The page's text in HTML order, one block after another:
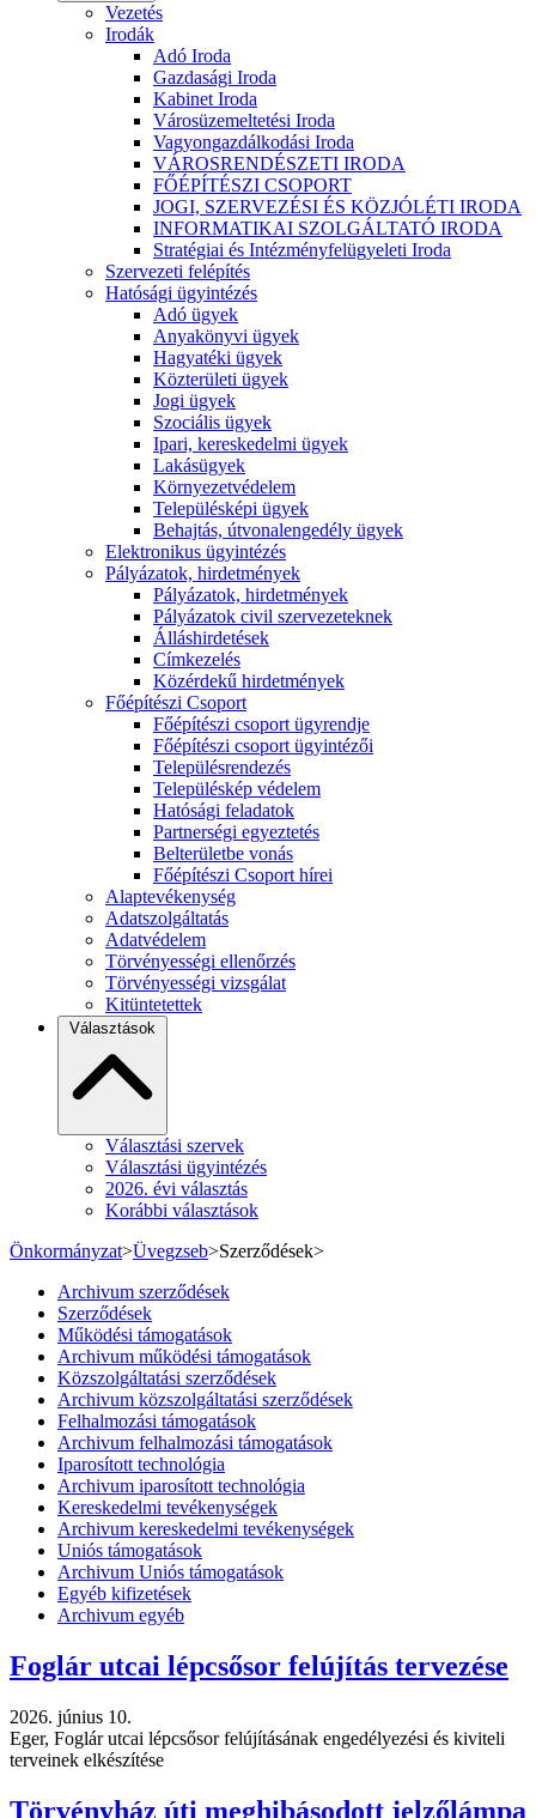
Vezetés
Irodák
Adó Iroda
Gazdasági Iroda
Kabinet Iroda
Városüzemeltetési Iroda
Vagyongazdálkodási Iroda
VÁROSRENDÉSZETI IRODA
FŐÉPÍTÉSZI CSOPORT
JOGI, SZERVEZÉSI ÉS KÖZJÓLÉTI IRODA
INFORMATIKAI SZOLGÁLTATÓ IRODA
Stratégiai és Intézményfelügyeleti Iroda
Szervezeti felépítés
Hatósági ügyintézés
Adó ügyek
Anyakönyvi ügyek
Hagyatéki ügyek
Közterületi ügyek
Jogi ügyek
Szociális ügyek
Ipari, kereskedelmi ügyek
Lakásügyek
Környezetvédelem
Településképi ügyek
Behajtás, útvonalengedély ügyek
Elektronikus ügyintézés
Pályázatok, hirdetmények
Pályázatok, hirdetmények
Pályázatok civil szervezeteknek
Álláshirdetések
Címkezelés
Közérdekű hirdetmények
Főépítészi Csoport
Főépítészi csoport ügyrendje
Főépítészi csoport ügyintézői
Településrendezés
Településkép védelem
Hatósági feladatok
Partnerségi egyeztetés
Belterületbe vonás
Főépítészi Csoport hírei
Alaptevékenység
Adatszolgáltatás
Adatvédelem
Törvényességi ellenőrzés
Törvényességi vizsgálat
Kitüntetettek
Választások
Választási szervek
Választási ügyintézés
2026. évi választás
Korábbi választások
Önkormányzat>Üvegzseb>Szerződések>
Archivum szerződések
Szerződések
Működési támogatások
Archivum működési támogatások
Közszolgáltatási szerződések
Archivum közszolgáltatási szerződések
Felhalmozási támogatások
Archivum felhalmozási támogatások
Iparosított technológia
Archivum iparosított technológia
Kereskedelmi tevékenységek
Archivum kereskedelmi tevékenységek
Uniós támogatások
Archivum Uniós támogatások
Egyéb kifizetések
Archivum egyéb
Foglár utcai lépcsősor felújítás tervezése
2026. június 10.
Eger, Foglár utcai lépcsősor felújításának engedélyezési és kiviteli
terveinek elkészítése
Törvényház úti meghibásodott jelzőlámpa